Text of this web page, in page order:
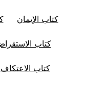
كتاب الإيمان
كتاب
كتاب الاعتكاف